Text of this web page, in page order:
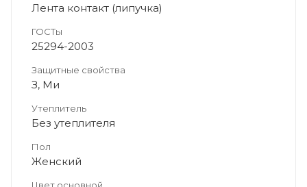
Лента контакт (липучка)
ГОСТы
25294-2003
Защитные свойства
З, Ми
Утеплитель
Без утеплителя
Пол
Женский